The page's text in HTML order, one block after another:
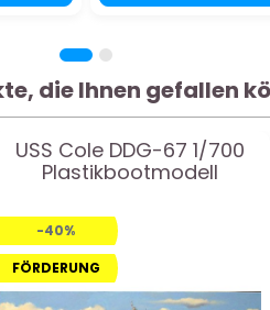
die Ihnen gefallen
USS Cole DDG-67 1/700
Plastikbootmodell
-40%
FÖRDERUNG